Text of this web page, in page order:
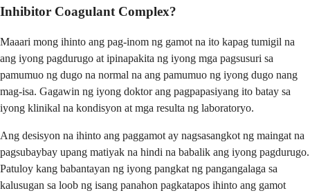
Inhibitor Coagulant Complex?
Maaari mong ihinto ang pag-inom ng gamot na ito kapag tumigil na
ang iyong pagdurugo at ipinapakita ng iyong mga pagsusuri sa
pamumuo ng dugo na normal na ang pamumuo ng iyong dugo nang
mag-isa. Gagawin ng iyong doktor ang pagpapasiyang ito batay sa
iyong klinikal na kondisyon at mga resulta ng laboratoryo.
Ang desisyon na ihinto ang paggamot ay nagsasangkot ng maingat na
pagsubaybay upang matiyak na hindi na babalik ang iyong pagdurugo.
Patuloy kang babantayan ng iyong pangkat ng pangangalaga sa
kalusugan sa loob ng isang panahon pagkatapos ihinto ang gamot